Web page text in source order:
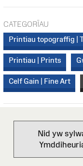
CATEGORÏAU
Printiau topograffig |
Printiau | Prints
Celf Gain | Fine Art
Nid yw